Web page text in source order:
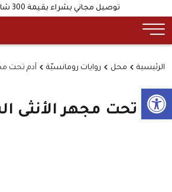
Open toolbar
توصيل مجاني بشراء بقيمة 300 شاقل وما فوق
الرئيسية محل روايات رومانسيّة آدم تحت
آدم تحت مجهر الأنثى